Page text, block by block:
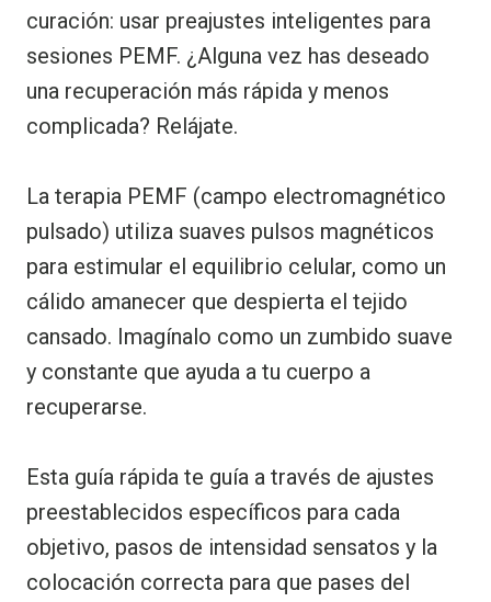
curación: usar preajustes inteligentes para
sesiones PEMF. ¿Alguna vez has deseado
una recuperación más rápida y menos
complicada? Relájate.
La terapia PEMF (campo electromagnético
pulsado) utiliza suaves pulsos magnéticos
para estimular el equilibrio celular, como un
cálido amanecer que despierta el tejido
cansado. Imagínalo como un zumbido suave
y constante que ayuda a tu cuerpo a
recuperarse.
Esta guía rápida te guía a través de ajustes
preestablecidos específicos para cada
objetivo, pasos de intensidad sensatos y la
colocación correcta para que pases del